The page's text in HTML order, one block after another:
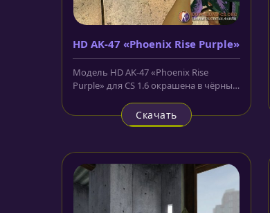
HD AK-47 «Phoenix Rise Purple»
Модель HD AK-47 «Phoenix Rise
Purple» для CS 1.6 окрашена в чёрный
Скачать